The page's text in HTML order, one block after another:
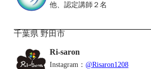
他、認定講師２名
千葉県 野田市
Ri-saron
Instagram： @Risaron1208